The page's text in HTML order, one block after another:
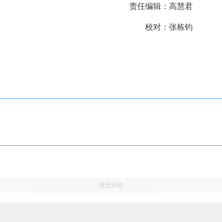
责任编辑：高慧君
校对：张栋钧
暂无评论